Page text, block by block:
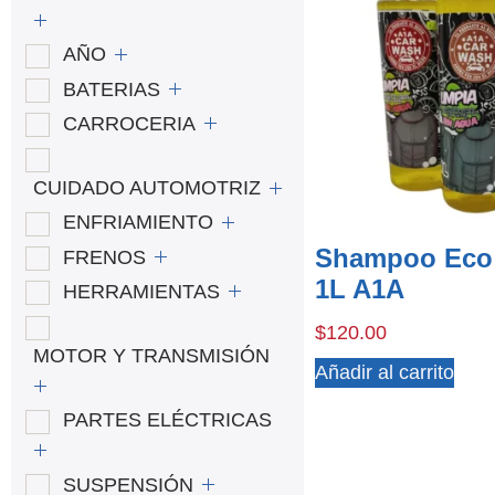
AÑO
BATERIAS
CARROCERIA
CUIDADO AUTOMOTRIZ
ENFRIAMIENTO
FRENOS
HERRAMIENTAS
MOTOR Y TRANSMISIÓN
PARTES ELÉCTRICAS
SUSPENSIÓN
Shampoo
1L A1A
$120.00
Añadir al carrito